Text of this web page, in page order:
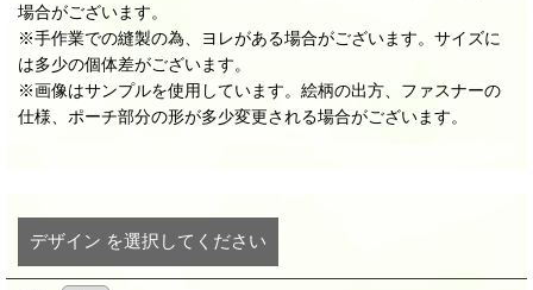
場合がございます。
※手作業での縫製の為、ヨレがある場合がございます。サイズに
は多少の個体差がございます。
※画像はサンプルを使用しています。絵柄の出方、ファスナーの
仕様、ポーチ部分の形が多少変更される場合がございます。
デザイン を選択してください